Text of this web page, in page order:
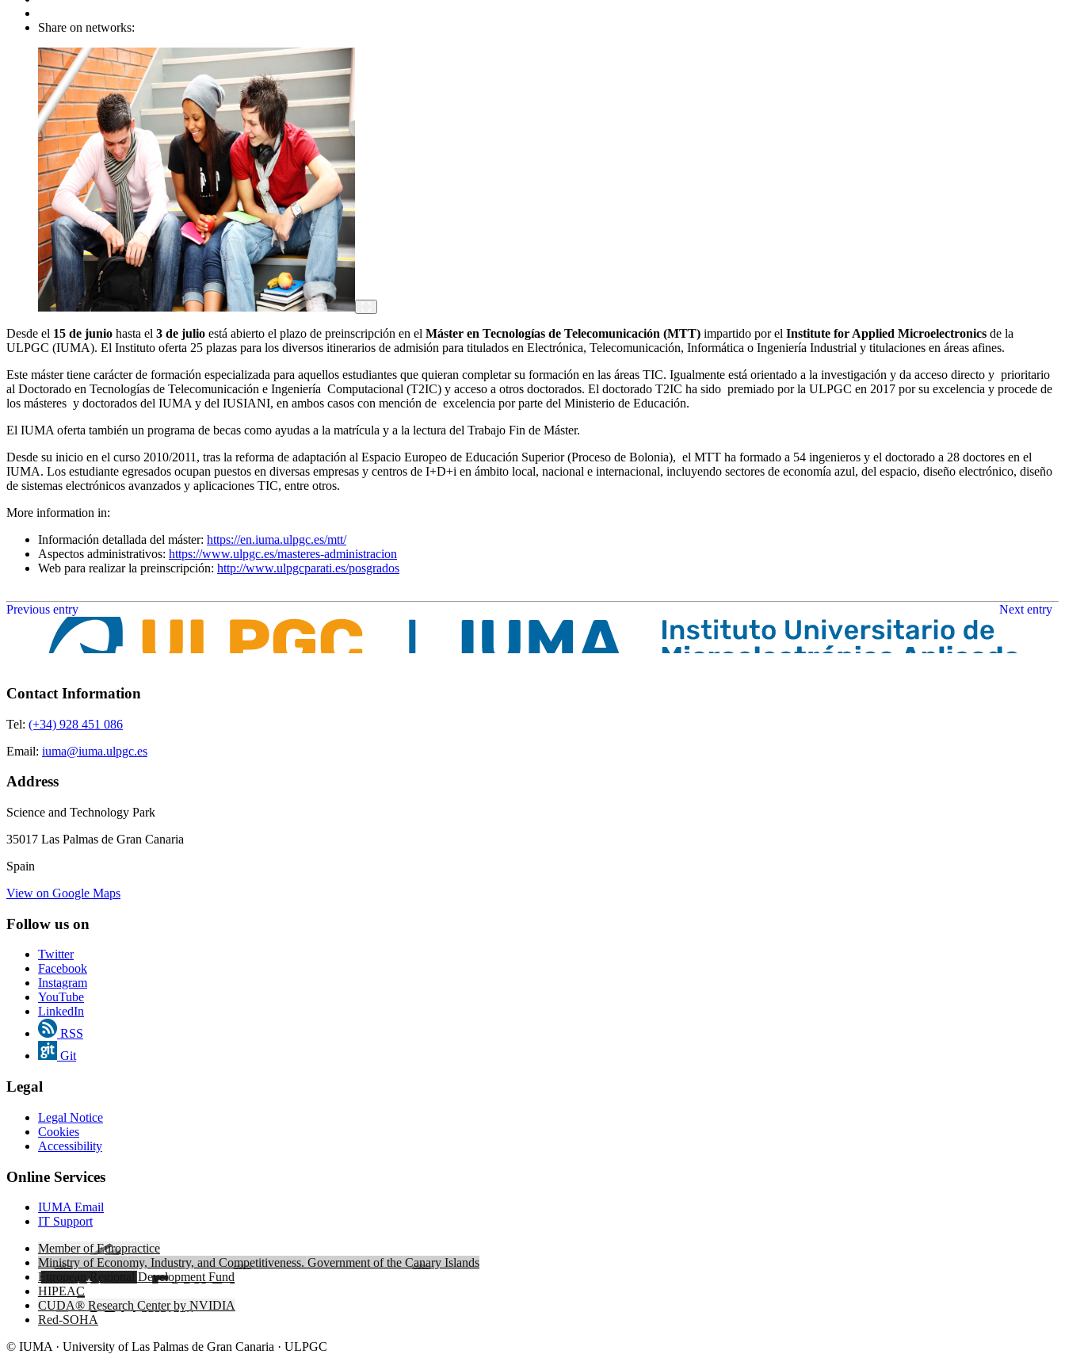
Share on networks:
Desde el 15 de junio hasta el 3 de julio está abierto el plazo de preinscripción en el Máster en Tecnologías de Telecomunicación (MTT) impartido por el Institute for Applied Microelectronics de la
ULPGC (IUMA). El Instituto oferta 25 plazas para los diversos itinerarios de admisión para titulados en Electrónica, Telecomunicación, Informática o Ingeniería Industrial y titulaciones en áreas afines.
Este máster tiene carácter de formación especializada para aquellos estudiantes que quieran completar su formación en las áreas TIC. Igualmente está orientado a la investigación y da acceso directo y prioritario
al Doctorado en Tecnologías de Telecomunicación e Ingeniería Computacional (T2IC) y acceso a otros doctorados. El doctorado T2IC ha sido premiado por la ULPGC en 2017 por su excelencia y procede de
los másteres y doctorados del IUMA y del IUSIANI, en ambos casos con mención de excelencia por parte del Ministerio de Educación.
El IUMA oferta también un programa de becas como ayudas a la matrícula y a la lectura del Trabajo Fin de Máster.
Desde su inicio en el curso 2010/2011, tras la reforma de adaptación al Espacio Europeo de Educación Superior (Proceso de Bolonia), el MTT ha formado a 54 ingenieros y el doctorado a 28 doctores en el
IUMA. Los estudiante egresados ocupan puestos en diversas empresas y centros de I+D+i en ámbito local, nacional e internacional, incluyendo sectores de economía azul, del espacio, diseño electrónico, diseño
de sistemas electrónicos avanzados y aplicaciones TIC, entre otros.
More information in:
Información detallada del máster: https://en.iuma.ulpgc.es/mtt/
Aspectos administrativos: https://www.ulpgc.es/masteres-administracion
Web para realizar la preinscripción: http://www.ulpgcparati.es/posgrados
Previous entry Next entry
Contact Information
Tel: (+34) 928 451 086
Email: iuma@iuma.ulpgc.es
Address
Science and Technology Park
35017 Las Palmas de Gran Canaria
Spain
View on Google Maps
Follow us on
Twitter
Facebook
Instagram
YouTube
LinkedIn
RSS
Git
Legal
Legal Notice
Cookies
Accessibility
Online Services
IUMA Email
IT Support
Member of Europractice
Ministry of Economy, Industry, and Competitiveness. Government of the Canary Islands
European Regional Development Fund
HIPEAC
CUDA® Research Center by NVIDIA
Red-SOHA
© IUMA · University of Las Palmas de Gran Canaria · ULPGC